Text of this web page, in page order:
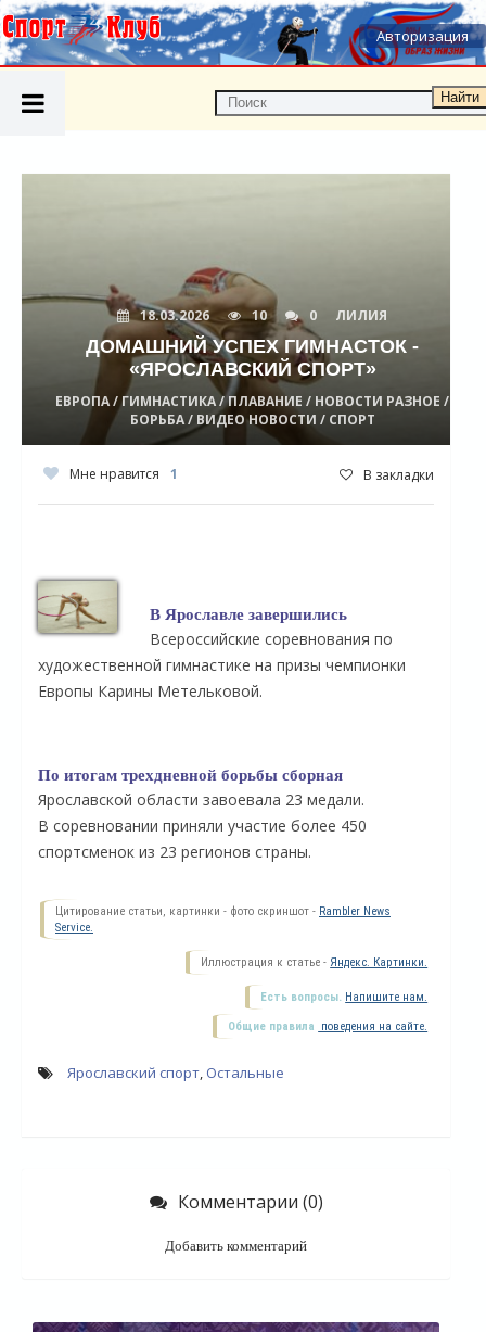
Авторизация
Найти
18.03.2026 10 0 ЛИЛИЯ
ДОМАШНИЙ УСПЕХ ГИМНАСТОК -
«ЯРОСЛАВСКИЙ СПОРТ»
ЕВРОПА / ГИМНАСТИКА / ПЛАВАНИЕ / НОВОСТИ РАЗНОЕ /
БОРЬБА / ВИДЕО НОВОСТИ / СПОРТ
Мне нравится 1 В закладки
В Ярославле завершились
Всероссийские соревнования по
художественной гимнастике на призы чемпионки
Европы Карины Метельковой.
По итогам трехдневной борьбы сборная
Ярославской области завоевала 23 медали.
В соревновании приняли участие более 450
спортсменок из 23 регионов страны.
Цитирование статьи, картинки - фото скриншот - Rambler News
Service.
Иллюстрация к статье - Яндекс. Картинки.
Есть вопросы. Напишите нам.
Общие правила поведения на сайте.
Ярославский спорт, Остальные
Комментарии (0)
Добавить комментарий